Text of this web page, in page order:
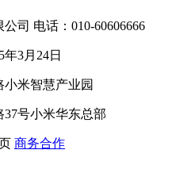
司 电话：010-60606666
3月24日
米智慧产业园
号小米华东总部
商务合作